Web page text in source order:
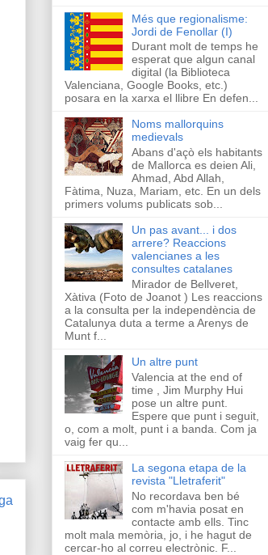
Més que regionalisme:
Jordi de Fenollar (I)
Durant molt de temps he
esperat que algun canal
digital (la Biblioteca
Valenciana, Google Books, etc.)
posara en la xarxa el llibre En defen...
Noms mallorquins
medievals
Abans d'açò els habitants
de Mallorca es deien Ali,
Ahmad, Abd Allah,
Fàtima, Nuza, Mariam, etc. En un dels
primers volums publicats sob...
Un pas avant... i dos
arrere? Reaccions
valencianes a les
consultes catalanes
Mirador de Bellveret,
Xàtiva (Foto de Joanot ) Les reaccions
a la consulta per la independència de
Catalunya duta a terme a Arenys de
Munt f...
Un altre punt
Valencia at the end of
time , Jim Murphy Hui
pose un altre punt.
Espere que punt i seguit,
o, com a molt, punt i a banda. Com ja
vaig fer qu...
La segona etapa de la
revista "Lletraferit"
No recordava ben bé
com m'havia posat en
contacte amb ells. Tinc
molt mala memòria, jo, i he hagut de
cercar-ho al correu electrònic. F...